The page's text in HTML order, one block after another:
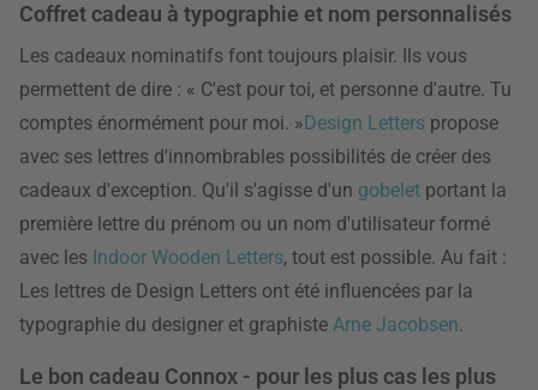
Coffret cadeau à typographie et nom personnalisés
Les cadeaux nominatifs font toujours plaisir. Ils vous
permettent de dire : « C'est pour toi, et personne d'autre. Tu
comptes énormément pour moi. »Design Letters propose
avec ses lettres d'innombrables possibilités de créer des
cadeaux d'exception. Qu'il s'agisse d'un gobelet portant la
première lettre du prénom ou un nom d'utilisateur formé
avec les Indoor Wooden Letters, tout est possible. Au fait :
Les lettres de Design Letters ont été influencées par la
typographie du designer et graphiste Arne Jacobsen.
Le bon cadeau Connox - pour les plus cas les plus